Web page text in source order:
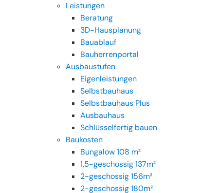
Leistungen
Beratung
3D-Hausplanung
Bauablauf
Bauherrenportal
Ausbaustufen
Eigenleistungen
Selbstbauhaus
Selbstbauhaus Plus
Ausbauhaus
Schlüsselfertig bauen
Baukosten
Bungalow 108 m²
1,5-geschossig 137m²
2-geschossig 156m²
2-geschossig 180m²